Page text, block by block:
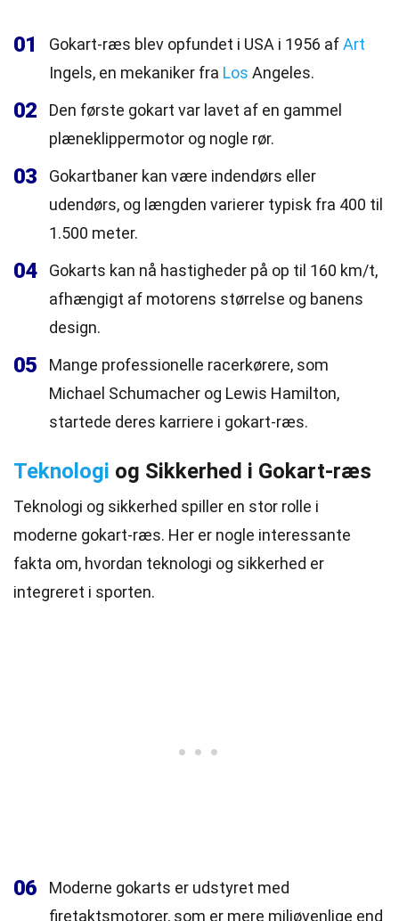
01 Gokart-ræs blev opfundet i USA i 1956 afArt
Ingels, en mekaniker fra Los Angeles.
02
Den første gokart var lavet af en gammel
plæneklippermotor og nogle rør.
03
Gokartbaner kan være indendørs eller
udendørs, og længden varierer typisk fra 400 til
1.500 meter.
04
Gokarts kan nå hastigheder på op til 160 km/t,
afhængigt af motorens størrelse og banens
design.
05
Mange professionelle racerkørere, som
Michael Schumacher og Lewis Hamilton,
startede deres karriere i gokart-ræs.
Teknologi og Sikkerhed i Gokart-ræs
Teknologi og sikkerhed spiller en stor rolle i
moderne gokart-ræs. Her er nogle interessante
fakta om, hvordan teknologi og sikkerhed er
integreret i sporten.
06
Moderne gokarts er udstyret med
firetaktsmotorer, som er mere miljøvenlige end